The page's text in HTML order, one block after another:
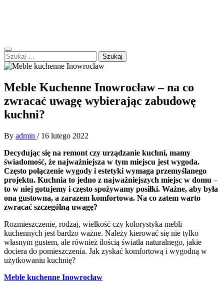
Primary
Menu
Szukaj:
Meble Kuchenne Inowrocław – na co
zwracać uwagę wybierając zabudowę
kuchni?
By admin / 16 lutego 2022
Decydując się na remont czy urządzanie kuchni, mamy
świadomość, że najważniejsza w tym miejscu jest wygoda.
Często połączenie wygody i estetyki wymaga przemyślanego
projektu. Kuchnia to jedno z najważniejszych miejsc w domu –
to w niej gotujemy i często spożywamy posiłki. Ważne, aby była
ona gustowna, a zarazem komfortowa. Na co zatem warto
zwracać szczególną uwagę?
Rozmieszczenie, rodzaj, wielkość czy kolorystyka mebli
kuchennych jest bardzo ważne. Należy kierować się nie tylko
własnym gustem, ale również ilością światła naturalnego, jakie
dociera do pomieszczenia. Jak zyskać komfortową i wygodną w
użytkowaniu kuchnię?
Meble kuchenne Inowrocław